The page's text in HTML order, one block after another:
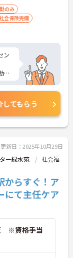
のみ
会保険完備
ン
に
お
わ
してもらう
更新日：2025年10月29日
ー緑水苑
社会福
からすぐ！ア
にて主任ケア
※資格手当